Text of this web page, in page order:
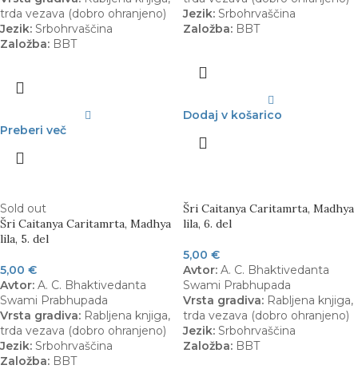
trda vezava (dobro ohranjeno)
Jezik: Srbohrvaščina
Založba: BBT
Preberi več
Jezik: Srbohrvaščina
Založba: BBT
Dodaj v košarico
Sold out
Šri Caitanya Caritamrta, Madhya
lila, 5. del
5,00 €
Avtor: A. C. Bhaktivedanta
Swami Prabhupada
Vrsta gradiva: Rabljena knjiga,
trda vezava (dobro ohranjeno)
Jezik: Srbohrvaščina
Založba: BBT
Šri Caitanya Caritamrta, Madhya
lila, 6. del
5,00 €
Avtor: A. C. Bhaktivedanta
Swami Prabhupada
Vrsta gradiva: Rabljena knjiga,
trda vezava (dobro ohranjeno)
Jezik: Srbohrvaščina
Založba: BBT